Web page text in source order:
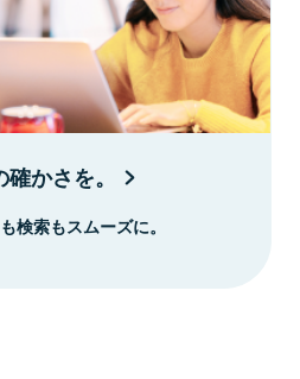
かさを。
検索もスムーズに。